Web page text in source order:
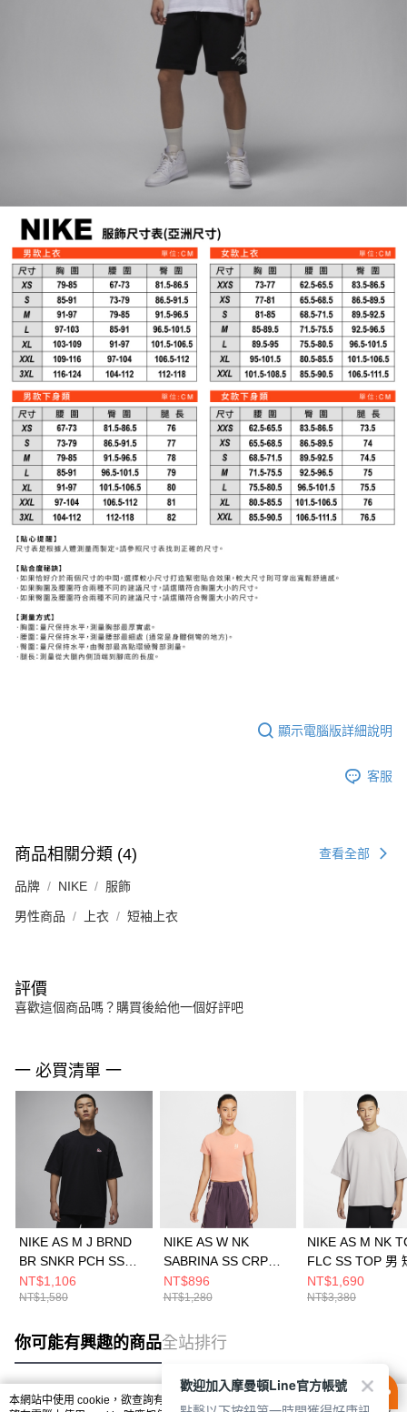
顯示電腦版詳細說明
客服
商品相關分類 (4) 查看全部
品牌 NIKE 服飾
男性商品 上衣 短袖上衣
評價
喜歡這個商品嗎？購買後給他一個好評吧
一 必買清單 一
NIKE AS M J BRND
BR SNKR PCH SS
CRW 男 短袖上衣
HJ2327010
NT$1,106
NT$1,580
NIKE AS W NK
SABRINA SS CRP
TEE FA2 女 短袖上衣
HV6991688
NT$896
NT$1,280
NIKE AS M NK
FLC SS TOP 男
上衣 FB8166012
NT$1,690
NT$3,380
你可能有興趣的商品全站排行
本網站中使用 cookie，欲查詢有關本網站使用 cookie 方式之詳情，及若您不希
歡迎加入摩曼頓Line官方帳號